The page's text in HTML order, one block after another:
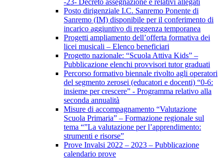
-23- Decreto assegnazione e relativi allegati
Posto dirigenziale I.C. Sanremo Ponente di
Sanremo (IM) disponibile per il conferimento di
incarico aggiuntivo di reggenza temporanea
Progetti ampliamento dell’offerta formativa dei
licei musicali – Elenco beneficiari
Progetto nazionale: “Scuola Attiva Kids” –
Pubblicazione elenchi provvisori tutor graduati
Percorso formativo biennale rivolto agli operatori
del segmento zerosei (educatori e docenti) “0-6:
insieme per crescere” - Programma relativo alla
seconda annualità
Misure di accompagnamento “Valutazione
Scuola Primaria” – Formazione regionale sul
tema “”La valutazione per l’apprendimento:
strumenti e risorse”
Prove Invalsi 2022 – 2023 – Pubblicazione
calendario prove